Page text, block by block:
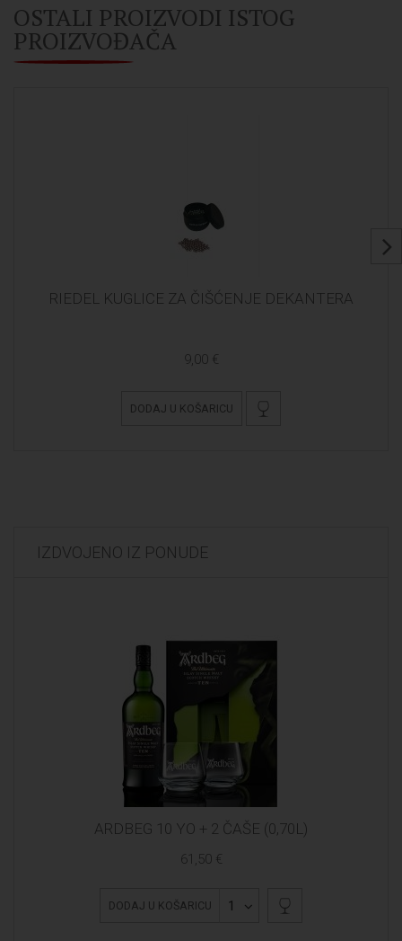
OSTALI PROIZVODI ISTOG
PROIZVOĐAČA
RIEDEL KUGLICE ZA ČIŠĆENJE DEKANTERA
9,00 €
DODAJ U KOŠARICU
IZDVOJENO IZ PONUDE
ARDBEG 10 YO + 2 ČAŠE (0,70L)
61,50 €
DODAJ U KOŠARICU 1